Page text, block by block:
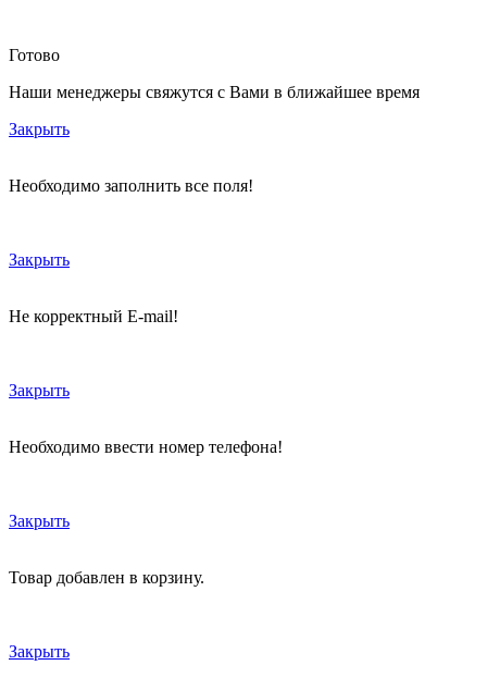
Готово
Наши менеджеры свяжутся с Вами в ближайшее время
Закрыть
Необходимо заполнить все поля!
Закрыть
Не корректный E-mail!
Закрыть
Необходимо ввести номер телефона!
Закрыть
Товар добавлен в корзину.
Закрыть